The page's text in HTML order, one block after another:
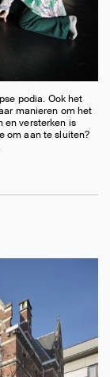
podia. Ook het
manieren om het
en versterken is
om aan te sluiten?